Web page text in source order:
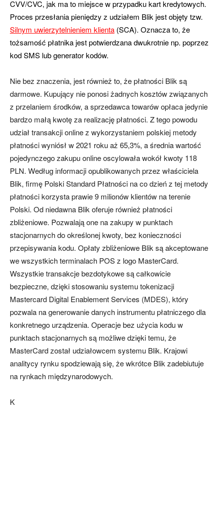
CVV/CVC, jak ma to miejsce w przypadku kart kredytowych.
Proces przesłania pieniędzy z udziałem Blik jest objęty tzw.
Silnym uwierzytelnieniem klienta (SCA). Oznacza to, że
tożsamość płatnika jest potwierdzana dwukrotnie np. poprzez
kod SMS lub generator kodów.
Nie bez znaczenia, jest również to, że płatności Blik są
darmowe. Kupujący nie ponosi żadnych kosztów związanych
z przelaniem środków, a sprzedawca towarów opłaca jedynie
bardzo małą kwotę za realizację płatności. Z tego powodu
udział transakcji online z wykorzystaniem polskiej metody
płatności wyniósł w 2021 roku aż 65,3%, a średnia wartość
pojedynczego zakupu online oscylowała wokół kwoty 118
PLN. Według informacji opublikowanych przez właściciela
Blik, firmę Polski Standard Płatności na co dzień z tej metody
płatności korzysta prawie 9 milionów klientów na terenie
Polski. Od niedawna Blik oferuje również płatności
zbliżeniowe. Pozwalają one na zakupy w punktach
stacjonarnych do określonej kwoty, bez konieczności
przepisywania kodu. Opłaty zbliżeniowe Blik są akceptowane
we wszystkich terminalach POS z logo MasterCard.
Wszystkie transakcje bezdotykowe są całkowicie
bezpieczne, dzięki stosowaniu systemu tokenizacji
Mastercard Digital Enablement Services (MDES), który
pozwala na generowanie danych instrumentu płatniczego dla
konkretnego urządzenia. Operacje bez użycia kodu w
punktach stacjonarnych są możliwe dzięki temu, że
MasterCard został udziałowcem systemu Blik. Krajowi
analitycy rynku spodziewają się, że wkrótce Blik zadebiutuje
na rynkach międzynarodowych.
K